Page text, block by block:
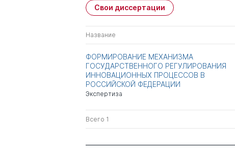
Свои диссертации
Название
ФОРМИРОВАНИЕ МЕХАНИЗМА
ГОСУДАРСТВЕННОГО РЕГУЛИРОВАНИЯ
ИННОВАЦИОННЫХ ПРОЦЕССОВ В
РОССИЙСКОЙ ФЕДЕРАЦИИ
Экспертиза
Всего 1